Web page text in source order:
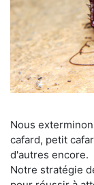
Nous
cafard, petit
d'autres encore.
Notre stratégie